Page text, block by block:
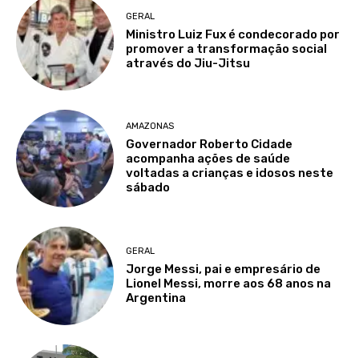
GERAL
Ministro Luiz Fux é condecorado por
promover a transformação social
através do Jiu-Jitsu
AMAZONAS
Governador Roberto Cidade
acompanha ações de saúde
voltadas a crianças e idosos neste
sábado
GERAL
Jorge Messi, pai e empresário de
Lionel Messi, morre aos 68 anos na
Argentina